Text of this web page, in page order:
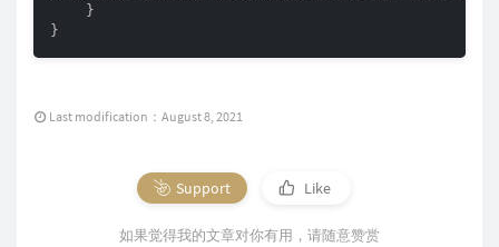
    }
}
Last modification：August 8, 2021
Support Like
如果觉得我的文章对你有用，请随意赞赏